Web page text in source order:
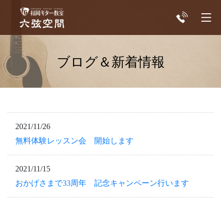
ブログ＆新着情報
2021/11/26
無料体験レッスン会 開始します
2021/11/15
おかげさまで33周年 記念キャンペーン行います